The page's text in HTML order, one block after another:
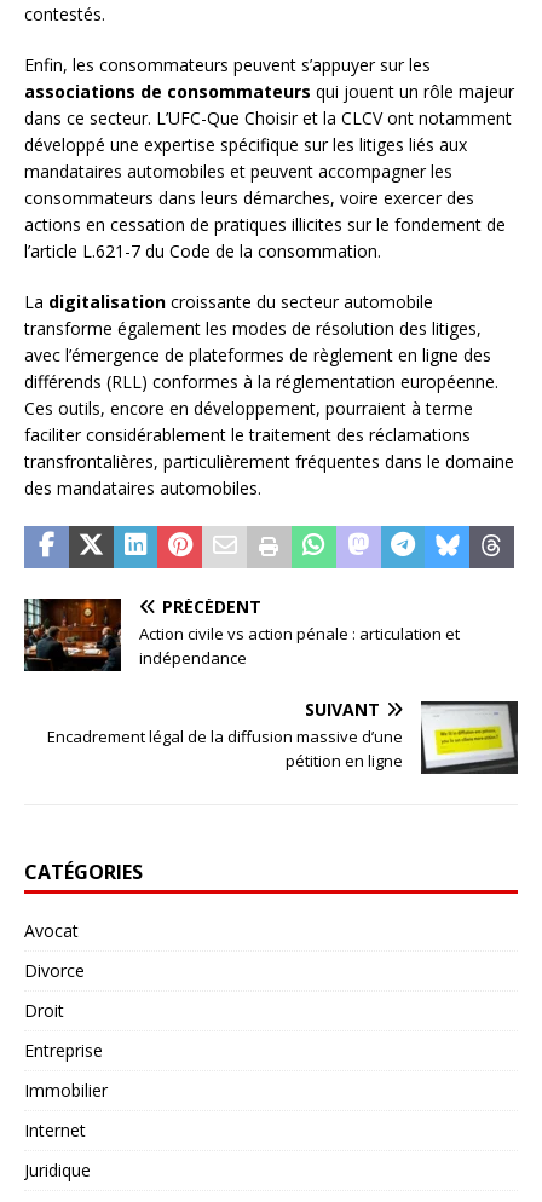
contestés.
Enfin, les consommateurs peuvent s’appuyer sur les
associations de consommateurs qui jouent un rôle majeur
dans ce secteur. L’UFC-Que Choisir et la CLCV ont notamment
développé une expertise spécifique sur les litiges liés aux
mandataires automobiles et peuvent accompagner les
consommateurs dans leurs démarches, voire exercer des
actions en cessation de pratiques illicites sur le fondement de
l’article L.621-7 du Code de la consommation.
La digitalisation croissante du secteur automobile
transforme également les modes de résolution des litiges,
avec l’émergence de plateformes de règlement en ligne des
différends (RLL) conformes à la réglementation européenne.
Ces outils, encore en développement, pourraient à terme
faciliter considérablement le traitement des réclamations
transfrontalières, particulièrement fréquentes dans le domaine
des mandataires automobiles.
PRÉCÉDENT
Action civile vs action pénale : articulation et
indépendance
SUIVANT
Encadrement légal de la diffusion massive d’une
pétition en ligne
CATÉGORIES
Avocat
Divorce
Droit
Entreprise
Immobilier
Internet
Juridique